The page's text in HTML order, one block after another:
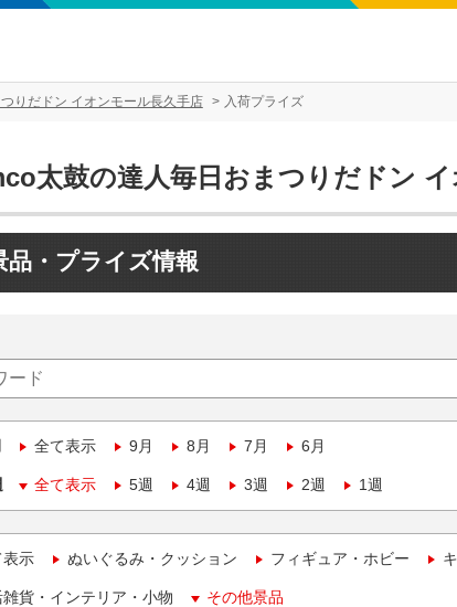
りだドン イオンモール長久手店 入荷プライズ
太鼓の達人毎日おまつりだドン
品・プライズ情報
全て表示 9月 8月 7月 6月
全て表示 5週 4週 3週 2週 1週
表示 ぬいぐるみ・クッション フィギュア・ホビー
貨・インテリア・小物 その他景品